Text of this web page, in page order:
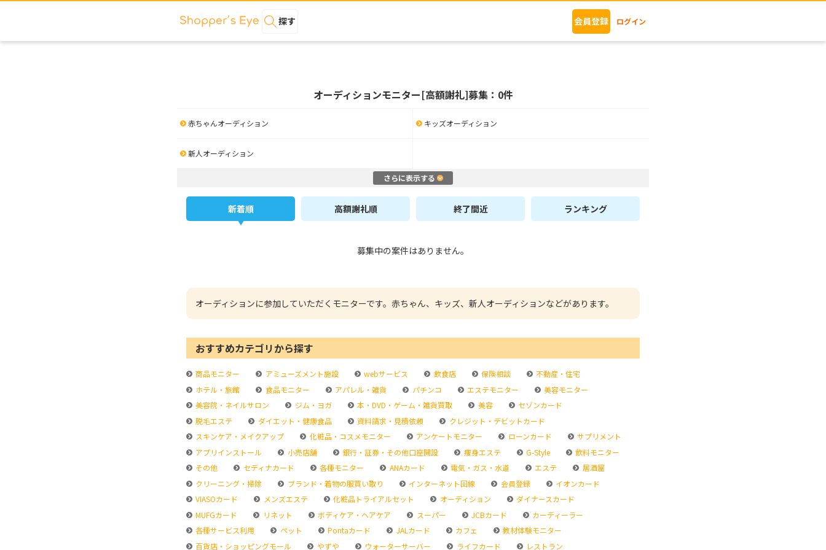
探す 会員登録 ログイン
オーディションモニター[高額謝礼]募集：0件
赤ちゃんオーディション キッズオーディション
新人オーディション
さらに表示する
新着順 高額謝礼順 終了間近 ランキング
募集中の案件はありません。
オーディションに参加していただくモニターです。赤ちゃん、キッズ、新人オーディションなどがあります。
おすすめカテゴリから探す
商品モニター アミューズメント施設 webサービス 飲食店 保険相談
不動産・住宅
ホテル・旅館
食品モニター アパレル・雑貨 パチンコ エステモニター
美容モニター
美容院・ネイルサロン
ジム・ヨガ 本・DVD・ゲーム・雑貨買取 美容
セゾンカード
脱毛エステ
ダイエット・健康食品 資料請求・見積依頼
クレジット・デビットカード
スキンケア・メイクアップ
化粧品・コスメモニター アンケートモニター ローンカード
サプリメント
アプリインストール
小売店舗 銀行・証券・その他口座開設 痩身エステ G-Style
飲料モニター
その他
セディナカード 各種モニター ANAカード 電気・ガス・水道 エステ
居酒屋
クリーニング・掃除
ブランド・着物の服買い取り インターネット回線 会員登録
イオンカード
VIASOカード
メンズエステ 化粧品トライアルセット オーディション
ダイナースカード
MUFGカード
リネット ボディケア・ヘアケア スーパー JCBカード
カーディーラー
各種サービス利用
ペット Pontaカード JALカード カフェ
教材体験モニター
百貨店・ショッピングモール
やずや ウォーターサーバー ライフカード
レストラン